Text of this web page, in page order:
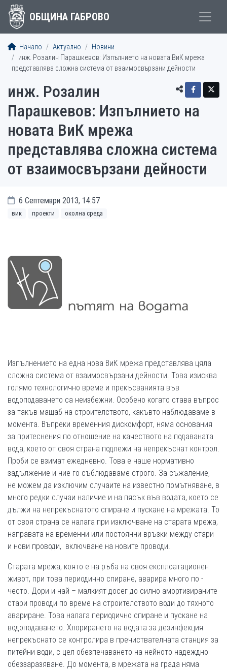
ОБЩИНА ГАБРОВО
Начало Актуално
Новини
инж. Розалин Парашкевов: Изпълнието на новата ВиК мрежа
представлява сложна система от взаимосвързани дейности
инж. Розалин
Парашкевов: Изпълнието на
новата ВиК мрежа
представлява сложна система
от взаимосвързани дейности
6 Септември 2013, 14:57
вик проекти околна среда
Изпълнението на една нова ВиК мрежа представлява цяла
сложна система от взаимосвързани дейности. Това изисква
голямо технологично време и прекъсванията във
водоподаването са неизбежни. Особено когато става въпрос
за такъв мащаб на строителството, какъвто наблюдаваме в
момента. Въпреки временния дискомфорт, няма основания
за притеснения по отношение на качеството на подаваната
вода, което от своя страна подлежи на непрекъснат контрол.
Проби се взимат ежедневно. Това е наше нормативно
задължение и ние го съблюдаваме строго. За съжаление,
не можем да изключим случаите на известно помътняване, в
много редки случаи наличие и на пясък във водата, което се
дължи на непрекъснатото спиране и пускане на мрежата. То
от своя страна се налага при изключване на старата мрежа,
направата на временни или постоянни връзки между стари
и нови проводи, включване на новите проводи.
Старата мрежа, която е на ръба на своя експлоатационен
живот, при това периодично спиране, аварира много по -
често. Дори и най – малкият досег до силно амортизираните
стари проводи по време на строителството води до тяхното
авариране. Това налага периодично спиране и пускане на
водоподаването. Хлорирането на водата за дезинфекция
непрекъснато се контролира в пречиствателната станция за
питейни води, с цел обезпечаването на нейното надеждно
обеззаразяване. До момента, в мрежата на града няма